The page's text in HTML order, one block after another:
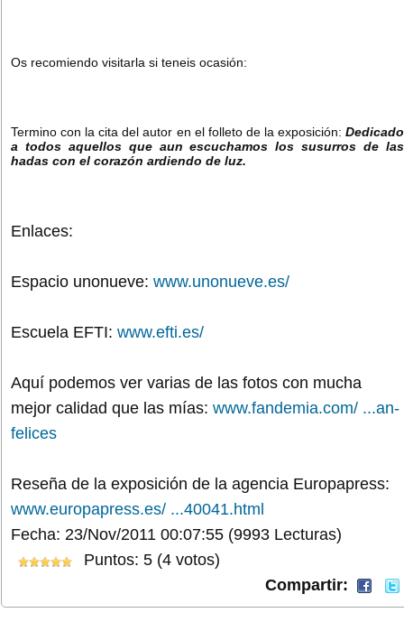
Os recomiendo visitarla si teneis ocasión:
Termino con la cita del autor en el folleto de la exposición: Dedicado
a todos aquellos que aun escuchamos los susurros de las
hadas con el corazón ardiendo de luz.
Enlaces:
Espacio unonueve: www.unonueve.es/
Escuela EFTI: www.efti.es/
Aquí podemos ver varias de las fotos con mucha
mejor calidad que las mías: www.fandemia.com/ ...an-
felices
Reseña de la exposición de la agencia Europapress:
www.europapress.es/ ...40041.html
Fecha: 23/Nov/2011 00:07:55 (9993 Lecturas)
Puntos: 5 (4 votos)
Compartir: